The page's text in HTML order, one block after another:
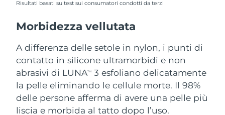
Risultati basati su test sui consumatori condotti da terzi
Morbidezza vellutata
A differenza delle setole in nylon, i punti di
contatto in silicone ultramorbidi e non
abrasivi di LUNATM
3 esfoliano delicatamente
la pelle eliminando le cellule morte. Il 98%
delle persone afferma di avere una pelle più
liscia e morbida al tatto dopo l’uso.